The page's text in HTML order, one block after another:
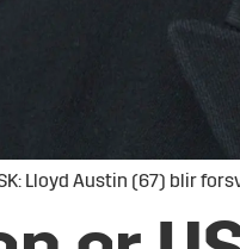
Lloyd Austin (67) blir